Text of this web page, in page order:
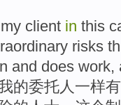
my client in this
risks
and does work,
的委托人 一样有